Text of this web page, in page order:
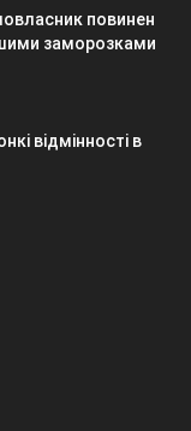
повинен
заморозками
відмінності в